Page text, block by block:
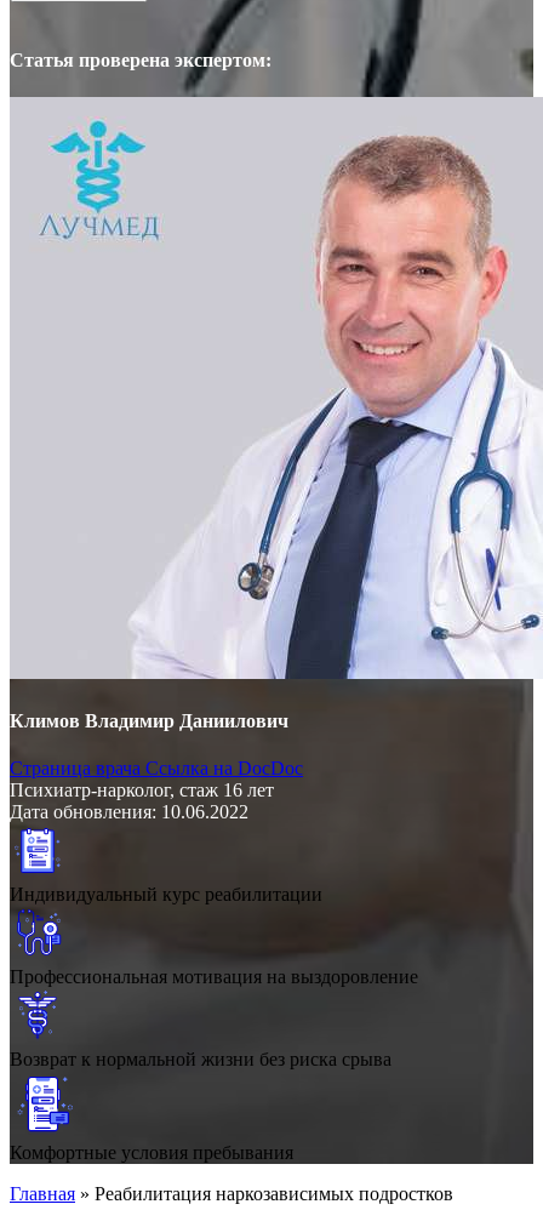
Статья проверена экспертом:
Климов Владимир Даниилович
Страница врача Ссылка на DocDoc
Психиатр-нарколог, стаж 16 лет
Дата обновления: 10.06.2022
Индивидуальный курс реабилитации
Профессиональная мотивация на выздоровление
Возврат к нормальной жизни без риска срыва
Комфортные условия пребывания
Главная » Реабилитация наркозависимых подростков